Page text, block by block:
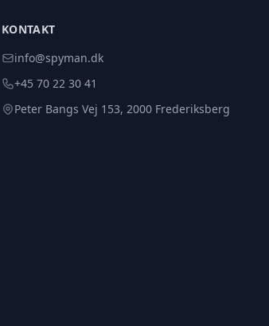
KONTAKT
info@spyman.dk
+45 70 22 30 41
Peter Bangs Vej 153, 2000 Frederiksberg